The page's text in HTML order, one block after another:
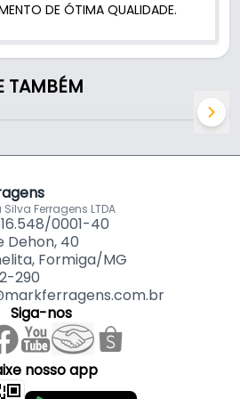
DE ÓTIMA QUALIDADE.
TAMBÉM
Ferragens LTDA
0001-40
Dehon, 40
Formiga/MG
290
Siga-nos
nosso app